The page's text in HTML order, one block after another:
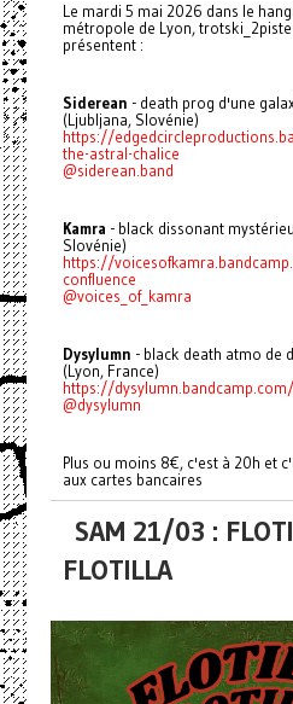
Le mardi 5 mai 2026 dans le
métropole de Lyon,
présentent :
Siderean - death prog d'une
(Ljubljana, Slovénie)
https://
the-astral-chalice
@siderean.band
Kamra - black dissonant
Slovénie)
https://
confluence
@voices_of_kamra
Dysylumn - black death atmo de
(Lyon, France)
https://
@dysylumn
Plus ou moins 8€, c'est à 20h et
aux cartes bancaires
SAM 21/03 :
FLOTILLA